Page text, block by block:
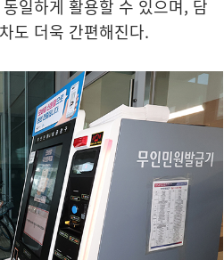
일하게 활용할 수 있으며, 담
도 더욱 간편해진다.